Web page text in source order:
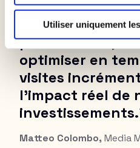
Utiliser uniquement
semblé une
leur offre
performante,
optimiser en
visites
l'impact réel de
Matteo Colombo,Media